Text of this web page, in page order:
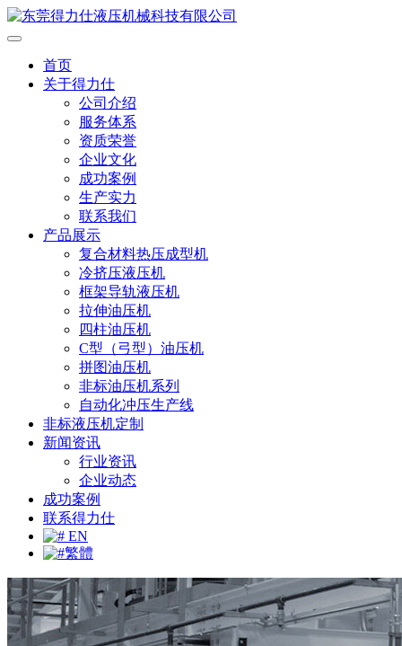
首页
关于得力仕
公司介绍
服务体系
资质荣誉
企业文化
成功案例
生产实力
联系我们
产品展示
复合材料热压成型机
冷挤压液压机
框架导轨液压机
拉伸油压机
四柱油压机
C型（弓型）油压机
拼图油压机
非标油压机系列
自动化冲压生产线
非标液压机定制
新闻资讯
行业资讯
企业动态
成功案例
联系得力仕
EN
繁體